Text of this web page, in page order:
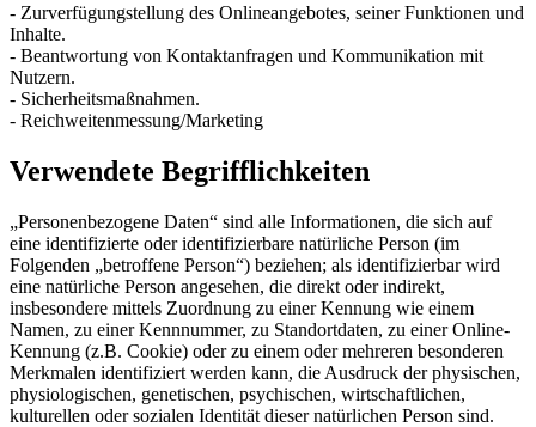
- Zurverfügungstellung des Onlineangebotes, seiner Funktionen und
Inhalte.
- Beantwortung von Kontaktanfragen und Kommunikation mit
Nutzern.
- Sicherheitsmaßnahmen.
- Reichweitenmessung/Marketing
Verwendete Begrifflichkeiten
„Personenbezogene Daten“ sind alle Informationen, die sich auf
eine identifizierte oder identifizierbare natürliche Person (im
Folgenden „betroffene Person“) beziehen; als identifizierbar wird
eine natürliche Person angesehen, die direkt oder indirekt,
insbesondere mittels Zuordnung zu einer Kennung wie einem
Namen, zu einer Kennnummer, zu Standortdaten, zu einer Online-
Kennung (z.B. Cookie) oder zu einem oder mehreren besonderen
Merkmalen identifiziert werden kann, die Ausdruck der physischen,
physiologischen, genetischen, psychischen, wirtschaftlichen,
kulturellen oder sozialen Identität dieser natürlichen Person sind.